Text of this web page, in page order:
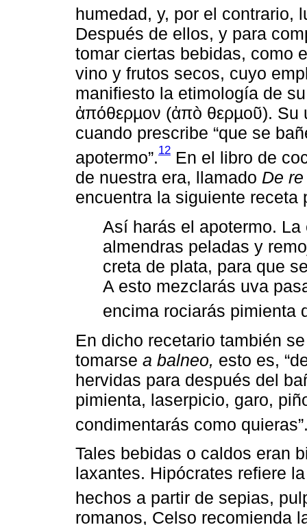
humedad, y, por el contrario,
Después de ellos, y para
tomar ciertas bebidas, como
vino y frutos secos, cuyo
manifiesto la etimología de
ἀπόθερµον (ἀπò θερµοῦ).
cuando prescribe “que se
apotermo”.12 En el libro de
de nuestra era, llamado De
encuentra la siguiente receta
Así harás el apotermo.
almendras peladas y
creta de plata, para que
A esto mezclarás uva
encima rociarás pimienta
En dicho recetario también
tomarse a balneo, esto es,
hervidas para después del
pimienta, laserpicio, garo,
condimentarás como
Tales bebidas o caldos eran
laxantes. Hipócrates refiere
hechos a partir de sepias,
romanos, Celso recomienda